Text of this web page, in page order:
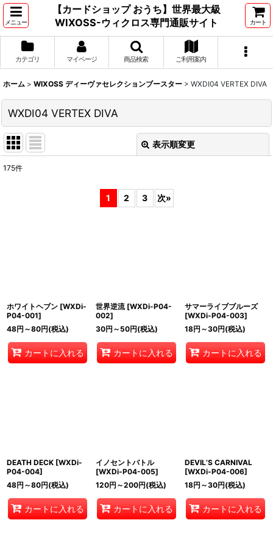
メニュー
【カードショップ おうち】世界最大級
WIXOSS-ウィクロス専門通販サイト
カート
カテゴリ マイページ 商品検索 ご利用案内
ホーム > WIXOSS ディーヴァセレクションブースター > WXDI04 VERTEX DIVA
WXDI04 VERTEX DIVA
表示順変更
175件
1 2 3 次»
ホワイトヘブン [WXDi-
P04-001]
48円 ～80円(税込)
カートに入れる
世界逆流 [WXDi-P04-
002]
30円 ～50円(税込)
カートに入れる
サマーライブブルーズ
[WXDi-P04-003]
18円 ～30円(税込)
カートに入れる
DEATH DECK [WXDi-
P04-004]
48円 ～80円(税込)
カートに入れる
イノセントバトル
[WXDi-P04-005]
120円 ～200円(税込)
カートに入れる
DEVIL’S CARNIVAL
[WXDi-P04-006]
18円 ～30円(税込)
カートに入れる